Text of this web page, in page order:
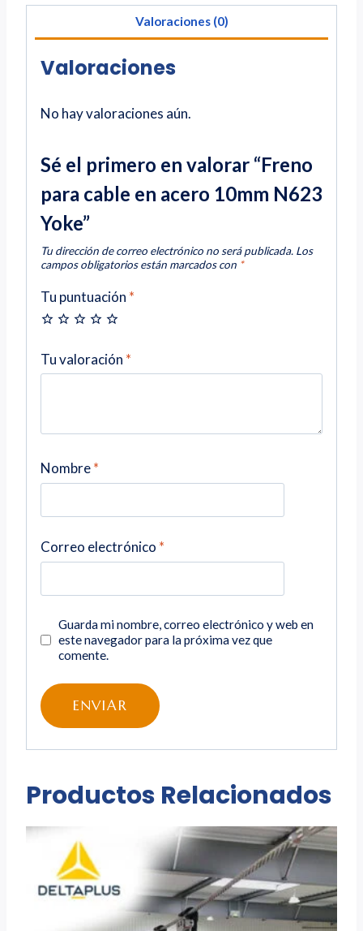
Valoraciones (0)
Valoraciones
No hay valoraciones aún.
Sé el primero en valorar “Freno
para cable en acero 10mm N623
Yoke”
Tu dirección de correo electrónico no será publicada. Los
campos obligatorios están marcados con *
Tu puntuación *
Tu valoración *
Nombre*
Correo electrónico *
Guarda mi nombre, correo electrónico y web en
este navegador para la próxima vez que
comente.
Productos Relacionados